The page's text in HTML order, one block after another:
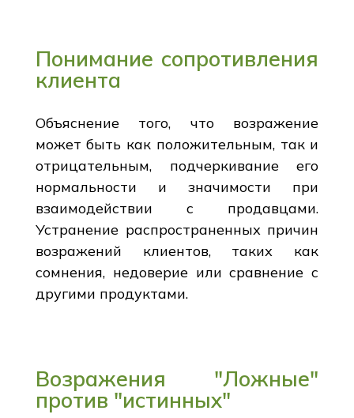
Понимание сопротивления
клиента
Объяснение того, что возражение
может быть как положительным, так и
отрицательным, подчеркивание его
нормальности и значимости при
взаимодействии с продавцами.
Устранение распространенных причин
возражений клиентов, таких как
сомнения, недоверие или сравнение с
другими продуктами.
Возражения "Ложные"
против "истинных"